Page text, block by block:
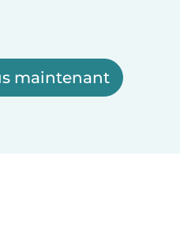
maintenant